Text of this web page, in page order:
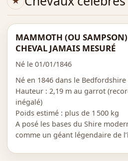
MAMMOTH (OU SAMPSON)
CHEVAL JAMAIS MESURÉ
Né le 01/01/1846
Né en 1846 dans le
Hauteur : 2,19 m au garrot
inégalé)
Poids estimé : plus de 1 500 kg
A posé les bases du Shire
comme un géant légendaire de